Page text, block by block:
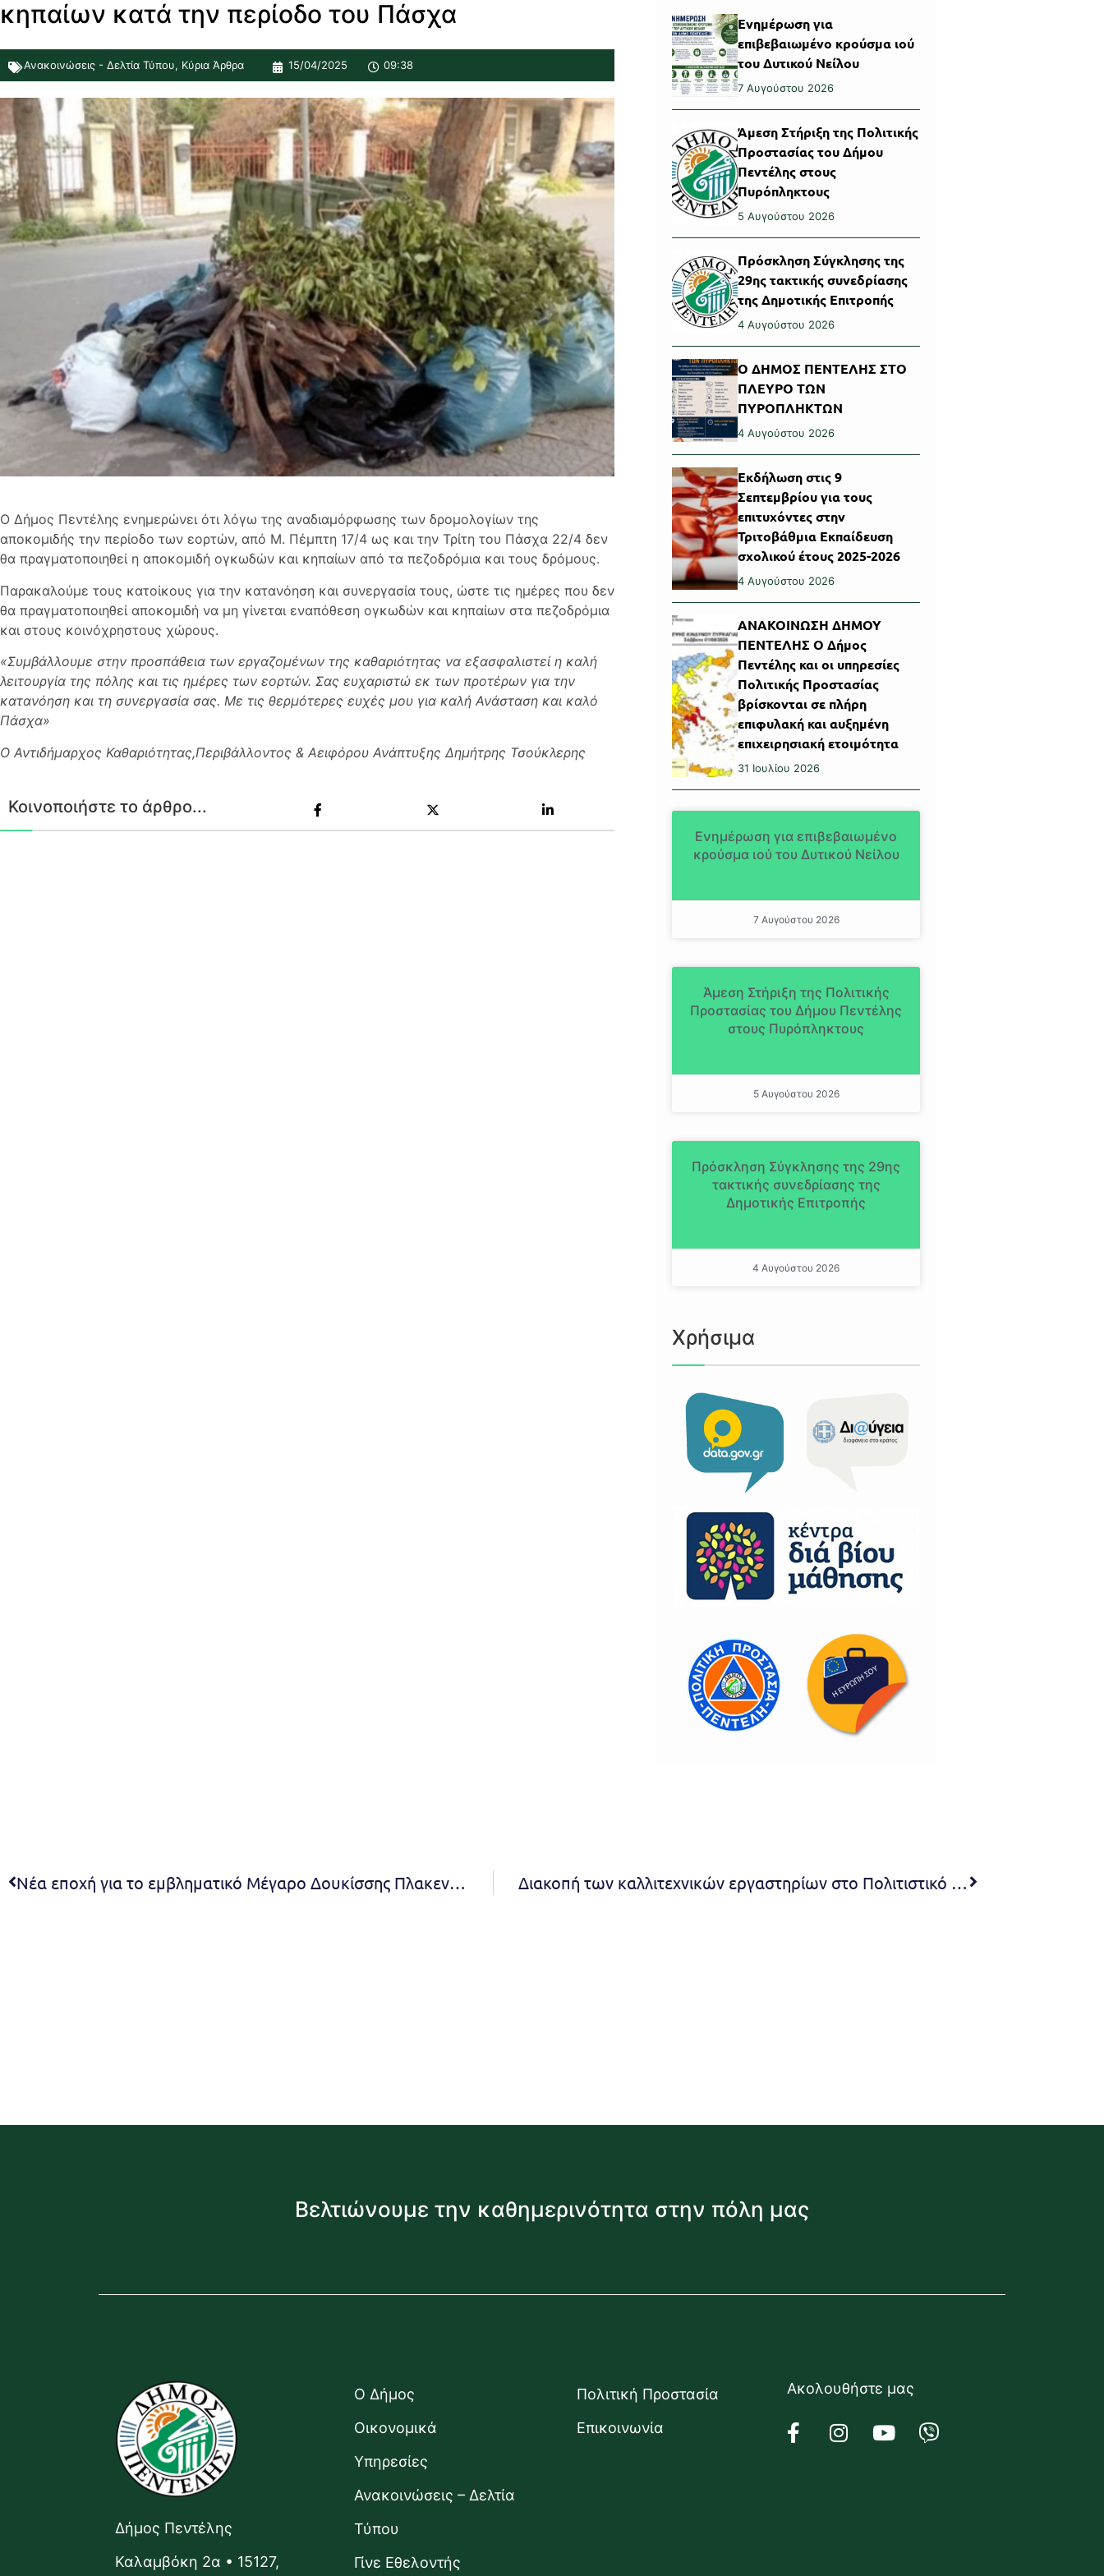
κηπαίων κατά την περίοδο του Πάσχα
Ανακοινώσεις - Δελτία Τύπου, Κύρια Άρθρα 15/04/2025 09:38
Ο Δήμος Πεντέλης ενημερώνει ότι λόγω της αναδιαμόρφωσης των δρομολογίων της
αποκομιδής την περίοδο των εορτών, από Μ. Πέμπτη 17/4 ως και την Τρίτη του Πάσχα 22/4 δεν
θα πραγματοποιηθεί η αποκομιδή ογκωδών και κηπαίων από τα πεζοδρόμια και τους δρόμους.
Παρακαλούμε τους κατοίκους για την κατανόηση και συνεργασία τους, ώστε τις ημέρες που δεν
θα πραγματοποιηθεί αποκομιδή να μη γίνεται εναπόθεση ογκωδών και κηπαίων στα πεζοδρόμια
και στους κοινόχρηστους χώρους.
«Συμβάλλουμε στην προσπάθεια των εργαζομένων της καθαριότητας να εξασφαλιστεί η καλή
λειτουργία της πόλης και τις ημέρες των εορτών. Σας ευχαριστώ εκ των προτέρων για την
κατανόηση και τη συνεργασία σας. Με τις θερμότερες ευχές μου για καλή Ανάσταση και καλό
Πάσχα»
Ο Αντιδήμαρχος Καθαριότητας,Περιβάλλοντος & Αειφόρου Ανάπτυξης Δημήτρης Τσούκλερης
Κοινοποιήστε το άρθρο...
Ενημέρωση για
επιβεβαιωμένο κρούσμα ιού
του Δυτικού Νείλου
7 Αυγούστου 2026
Άμεση Στήριξη της Πολιτικής
Προστασίας του Δήμου
Πεντέλης στους
Πυρόπληκτους
5 Αυγούστου 2026
Πρόσκληση Σύγκλησης της
29ης τακτικής συνεδρίασης
της Δημοτικής Επιτροπής
4 Αυγούστου 2026
Ο ΔΗΜΟΣ ΠΕΝΤΕΛΗΣ ΣΤΟ
ΠΛΕΥΡΟ ΤΩΝ
ΠΥΡΟΠΛΗΚΤΩΝ
4 Αυγούστου 2026
Εκδήλωση στις 9
Σεπτεμβρίου για τους
επιτυχόντες στην
Τριτοβάθμια Εκπαίδευση
σχολικού έτους 2025-2026
4 Αυγούστου 2026
ΑΝΑΚΟΙΝΩΣΗ ΔΗΜΟΥ
ΠΕΝΤΕΛΗΣ Ο Δήμος
Πεντέλης και οι υπηρεσίες
Πολιτικής Προστασίας
βρίσκονται σε πλήρη
επιφυλακή και αυξημένη
επιχειρησιακή ετοιμότητα
31 Ιουλίου 2026
Ενημέρωση για επιβεβαιωμένο
κρούσμα ιού του Δυτικού Νείλου
7 Αυγούστου 2026
Άμεση Στήριξη της Πολιτικής
Προστασίας του Δήμου Πεντέλης
στους Πυρόπληκτους
5 Αυγούστου 2026
Πρόσκληση Σύγκλησης της 29ης
τακτικής συνεδρίασης της
Δημοτικής Επιτροπής
4 Αυγούστου 2026
Χρήσιμα
Νέα εποχή για το εμβληματικό Μέγαρο Δουκίσσης Πλακεντίας – Παραχωρείται στον Δήμο Πεντέλης από την ΕΤΑΔ Διακοπή των καλλιτεχνικών εργαστηρίων στο Πολιτιστικό Κέντρο Δ.Κ. Μελισσίων έως και τις 27-4-2025
Βελτιώνουμε την καθημερινότητα στην πόλη μας
Δήμος Πεντέλης
Καλαμβόκη 2α • 15127,
Ο Δήμος
Οικονομικά
Υπηρεσίες
Ανακοινώσεις – Δελτία
Τύπου
Γίνε Εθελοντής
Πολιτική Προστασία
Επικοινωνία
Ακολουθήστε μας